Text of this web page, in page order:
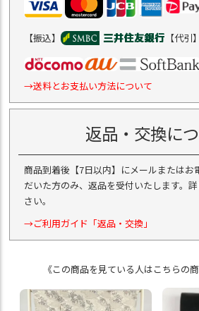
【振込】 【代引
→送料とお支払い方法について
返品・交換に
商品到着後【7日以内】にメールまたはお
だいた方のみ、返品を受付いたします。
さい。
→ご利用ガイド「返品・交換」
《この商品を見ている人はこちらの